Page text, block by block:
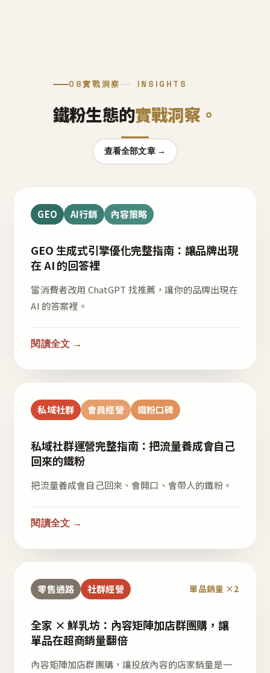
08實戰洞察 INSIGHTS
鐵粉生態的實戰洞察。
查看全部文章 →
GEO AI行銷 內容策略
GEO 生成式引擎優化完整指南：讓品牌出現
在 AI 的回答裡
當消費者改用 ChatGPT 找推薦，讓你的品牌出現在
AI 的答案裡。
閱讀全文 →
私域社群 會員經營 鐵粉口碑
私域社群運營完整指南：把流量養成會自己
回來的鐵粉
把流量養成會自己回來、會開口、會帶人的鐵粉。
閱讀全文 →
零售通路 社群經營 單品銷量 ×2
全家 × 鮮乳坊：內容矩陣加店群團購，讓
單品在超商銷量翻倍
內容矩陣加店群團購，讓投放內容的店家銷量是一